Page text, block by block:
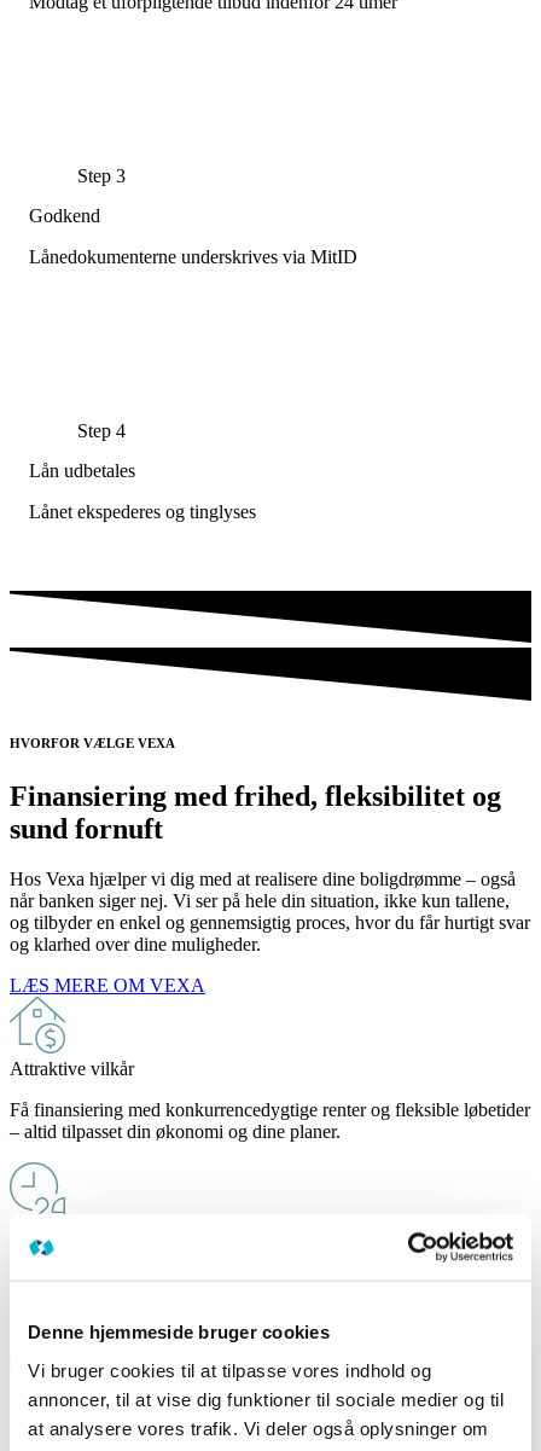
Denne hjemmeside bruger cookies
Vi bruger cookies til at tilpasse vores indhold og
annoncer, til at vise dig funktioner til sociale medier og til
at analysere vores trafik. Vi deler også oplysninger om
Step 3
Godkend
Lånedokumenterne underskrives via MitID
Step 4
Lån udbetales
Lånet ekspederes og tinglyses
HVORFOR VÆLGE VEXA
Finansiering med frihed, fleksibilitet og
sund fornuft
Hos Vexa hjælper vi dig med at realisere dine boligdrømme – også
når banken siger nej. Vi ser på hele din situation, ikke kun tallene,
og tilbyder en enkel og gennemsigtig proces, hvor du får hurtigt svar
og klarhed over dine muligheder.
LÆS MERE OM VEXA
Attraktive vilkår
Få finansiering med konkurrencedygtige renter og fleksible løbetider
– altid tilpasset din økonomi og dine planer.
Personlig kontakt
Du får en fast kontaktperson, der følger din sag og sikrer en tryg og